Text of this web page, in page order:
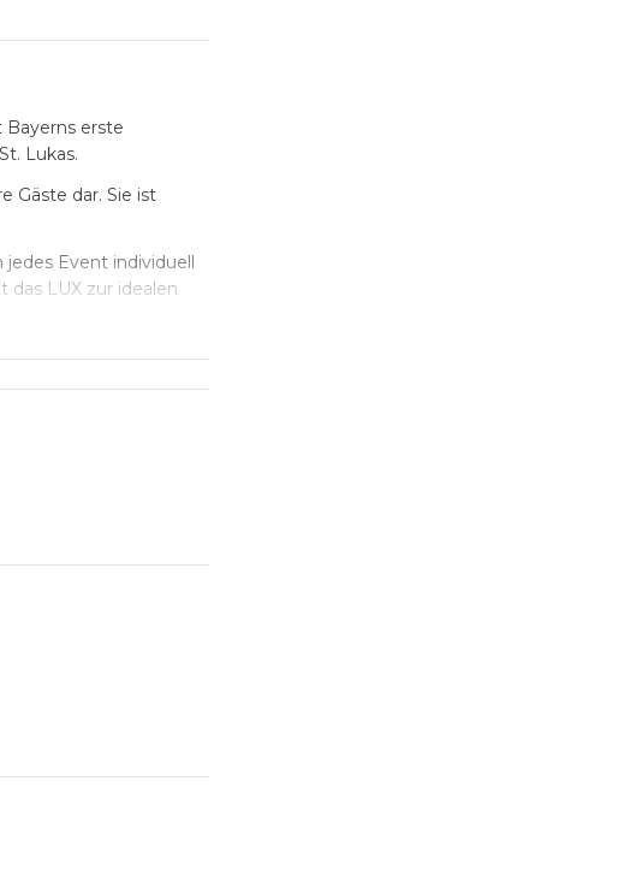
Bayerns erste
Lukas.
Gäste dar. Sie ist
Event individuell
LUX zur idealen
Event. Das